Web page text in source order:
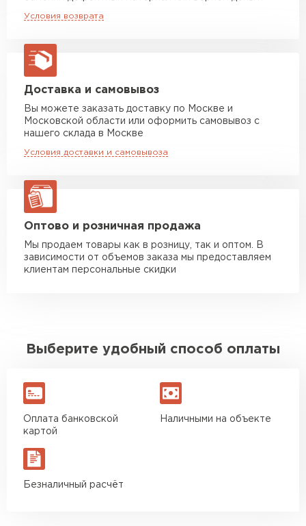
Приемлемая стоимость и впечатляющее
качество — дополнительное преимущество
макс. длина груза 13,5 м
Манипулятор до 5 тн
макс. длина груза 6 м
Манипулятор до 10 тн
макс. длина груза 8 м
Манипулятор до 20 тн
Условия возврата
Доставка и самовывоз
Вы можете заказать доставку по Москве и
Московской области или оформить самовывоз с
нашего склада в Москве
Условия доставки и самовывоза
Оптово и розничная продажа
Мы продаем товары как в розницу, так и оптом. В
зависимости от объемов заказа мы предоставляем
клиентам персональные скидки
Выберите удобный способ оплаты
Оплата банковской
картой
Наличными на объекте
Безналичный расчёт